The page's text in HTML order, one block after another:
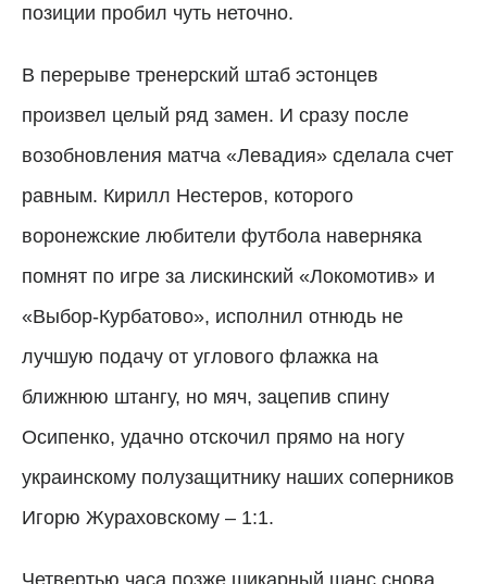
позиции пробил чуть неточно.
В перерыве тренерский штаб эстонцев
произвел целый ряд замен. И сразу после
возобновления матча «Левадия» сделала счет
равным. Кирилл Нестеров, которого
воронежские любители футбола наверняка
помнят по игре за лискинский «Локомотив» и
«Выбор-Курбатово», исполнил отнюдь не
лучшую подачу от углового флажка на
ближнюю штангу, но мяч, зацепив спину
Осипенко, удачно отскочил прямо на ногу
украинскому полузащитнику наших соперников
Игорю Жураховскому – 1:1.
Четвертью часа позже шикарный шанс снова